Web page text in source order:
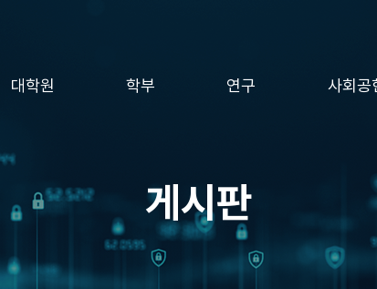
대학원 학부 연구 사회공
게시판